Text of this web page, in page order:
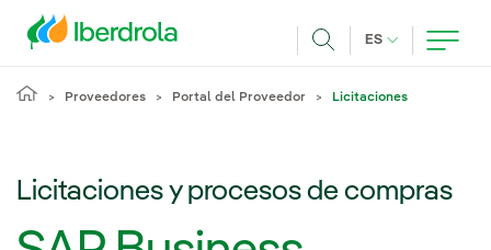
ES IDIOMA
Proveedores Portal del Proveedor Licitaciones
Licitaciones y procesos de compras